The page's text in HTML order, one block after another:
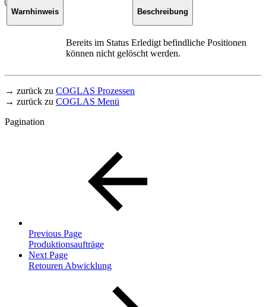
Warnhinweis Beschreibung
Bereits im Status Erledigt befindliche Positionen
können nicht gelöscht werden.
→ zurück zu COGLAS Prozessen
→ zurück zu COGLAS Menü
Pagination
Previous Page
Produktionsaufträge
Next Page
Retouren Abwicklung